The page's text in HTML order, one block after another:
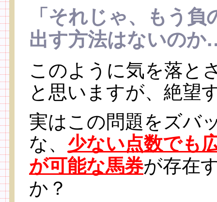
「それじゃ、もう
出す方法はないの
このように気を落と
と思いますが、絶望
実はこの問題をズバ
な、 少ない点数でも
が可能な馬券が存在
か？